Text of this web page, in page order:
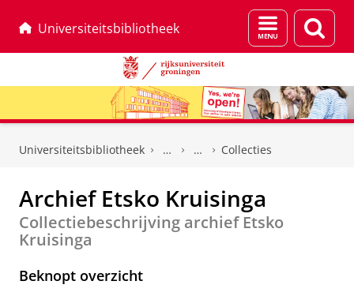
Universiteitsbibliotheek
Menu
en
Universiteitsbibliotheek Collecties
Archief Etsko Kruisinga
Collectiebeschrijving archief Etsko
Kruisinga
Beknopt overzicht